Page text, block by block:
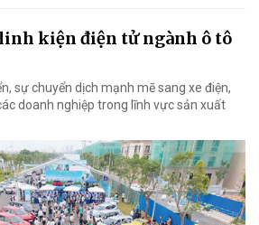
kiện điện tử ngành ô tô
sự chuyển dịch mạnh mẽ sang xe điện,
doanh nghiệp trong lĩnh vực sản xuất